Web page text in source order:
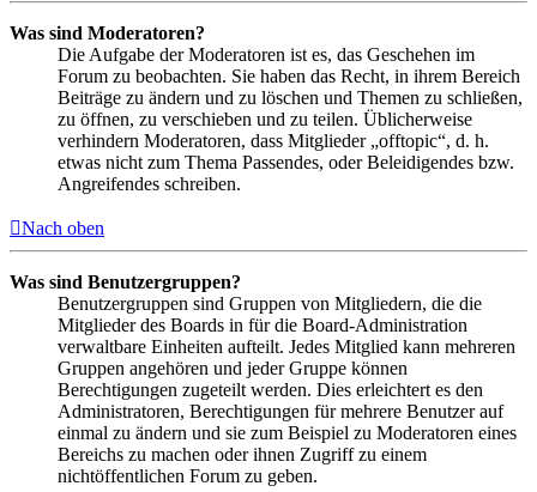
Was sind Moderatoren?
Die Aufgabe der Moderatoren ist es, das Geschehen im
Forum zu beobachten. Sie haben das Recht, in ihrem Bereich
Beiträge zu ändern und zu löschen und Themen zu schließen,
zu öffnen, zu verschieben und zu teilen. Üblicherweise
verhindern Moderatoren, dass Mitglieder „offtopic“, d. h.
etwas nicht zum Thema Passendes, oder Beleidigendes bzw.
Angreifendes schreiben.
Nach oben
Was sind Benutzergruppen?
Benutzergruppen sind Gruppen von Mitgliedern, die die
Mitglieder des Boards in für die Board-Administration
verwaltbare Einheiten aufteilt. Jedes Mitglied kann mehreren
Gruppen angehören und jeder Gruppe können
Berechtigungen zugeteilt werden. Dies erleichtert es den
Administratoren, Berechtigungen für mehrere Benutzer auf
einmal zu ändern und sie zum Beispiel zu Moderatoren eines
Bereichs zu machen oder ihnen Zugriff zu einem
nichtöffentlichen Forum zu geben.